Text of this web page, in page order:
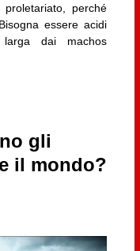
perché
essere acidi
dai machos
gli
il mondo?